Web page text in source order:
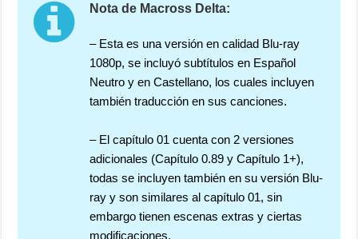
Nota de Macross Delta:
– Esta es una versión en calidad Blu-ray
1080p, se incluyó subtítulos en Español
Neutro y en Castellano, los cuales incluyen
también traducción en sus canciones.
– El capítulo 01 cuenta con 2 versiones
adicionales (Capítulo 0.89 y Capítulo 1+),
todas se incluyen también en su versión Blu-
ray y son similares al capítulo 01, sin
embargo tienen escenas extras y ciertas
modificaciones.